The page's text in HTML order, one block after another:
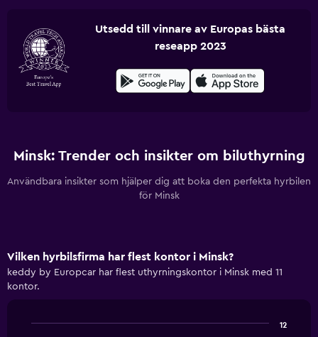
Utsedd till vinnare av Europas bästa
reseapp 2023
Minsk: Trender och insikter om biluthyrning
Användbara insikter som hjälper dig att boka den perfekta hyrbilen
för Minsk
Vilken hyrbilsfirma har flest kontor i Minsk?
keddy by Europcar har flest uthyrningskontor i Minsk med 11
kontor.
12